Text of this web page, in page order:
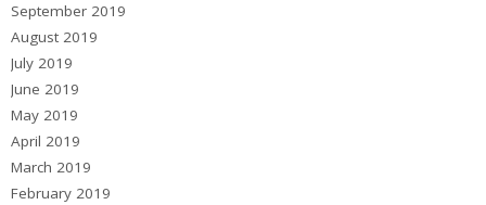
September 2019
August 2019
July 2019
June 2019
May 2019
April 2019
March 2019
February 2019